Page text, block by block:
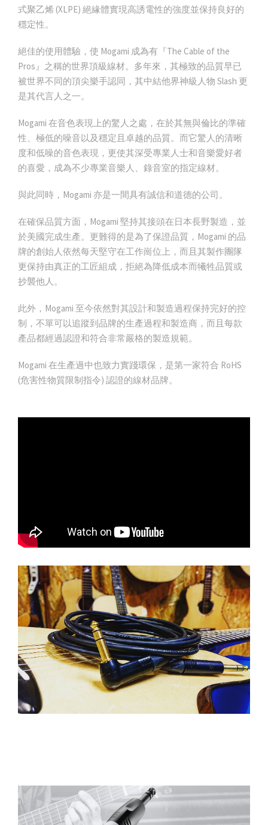
式聚乙烯 (XLPE) 絕緣體實現高誘電性的強度並保持良好的
穩定性。
絕佳的使用體驗，使 Mogami 成為有『The Cable of the
Pros』之稱的世界頂級線材。多年來，其極致的品質早已
被世界不同的頂尖樂手認同，其中結他界神級人物 Slash 更
是其代言人之一。
Mogami 在音色表現上的驚人之處，在於其無與倫比的準確
性、極低的噪音以及穩定且卓越的品質。而它驚人的清晰
度和低噪的音色表現，更使其深受專業人士和音樂愛好者
的喜愛，成為不少專業音樂人、錄音室的指定線材。
與此同時，Mogami 亦是一間具有誠信和道德的公司。
在確保品質方面，Mogami 堅持其接頭在日本長野製造，並
於美國完成生產。更難得的是為了保證品質，Mogami 的品
牌的創始人依然每天堅守在工作崗位上，而且其製作團隊
更保持由真正的工匠組成，拒絕為降低成本而犧牲品質或
抄襲他人。
此外，Mogami 至今依然對其設計和製造過程保持完好的控
制，不單可以追蹤到品牌的生產過程和製造商，而且每款
產品都經過認證和符合非常嚴格的製造規範。
Mogami 在生產過中也致力實踐環保，是第一家符合 RoHS
(危害性物質限制指令) 認證的線材品牌。